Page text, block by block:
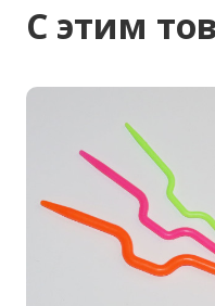
C этим